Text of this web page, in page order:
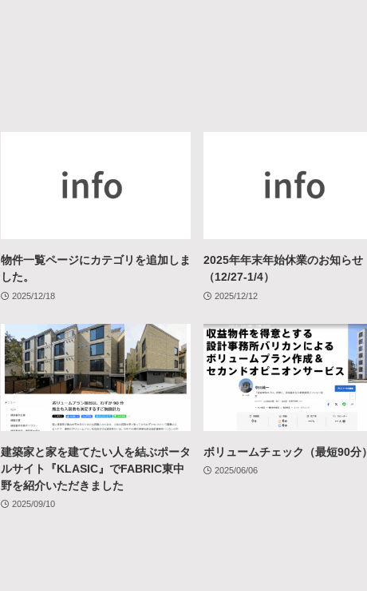
物件一覧ページにカテゴリを追加しま
した。
2025/12/18
2025年年末年始休業のお知らせ
（12/27-1/4）
2025/12/12
建築家と家を建てたい人を結ぶポータ
ルサイト『KLASIC』でFABRIC東中
野を紹介いただきました
2025/09/10
ボリュームチェック（最短90分）
2025/06/06